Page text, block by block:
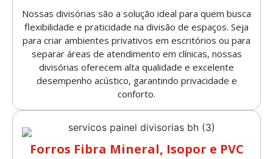
Nossas divisórias são a solução ideal para quem busca
flexibilidade e praticidade na divisão de espaços. Seja
para criar ambientes privativos em escritórios ou para
separar áreas de atendimento em clínicas, nossas
divisórias oferecem alta qualidade e excelente
desempenho acústico, garantindo privacidade e
conforto.
Forros Fibra Mineral, Isopor e PVC